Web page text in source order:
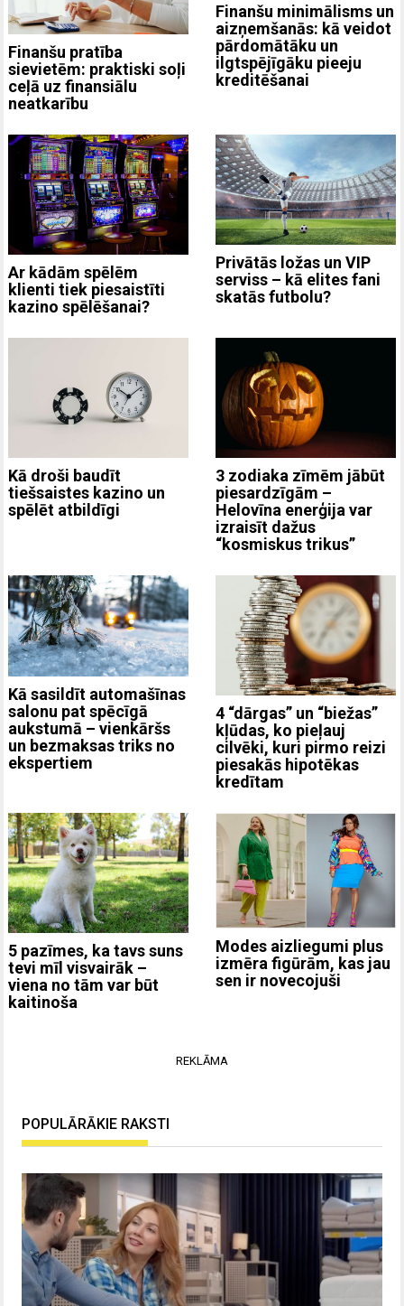
Finanšu pratība
sievietēm: praktiski soļi
ceļā uz finansiālu
neatkarību
Finanšu minimālisms un
aizņemšanās: kā veidot
pārdomātāku un
ilgtspējīgāku pieeju
kreditēšanai
Ar kādām spēlēm
klienti tiek piesaistīti
kazino spēlēšanai?
Privātās ložas un VIP
serviss – kā elites fani
skatās futbolu?
Kā droši baudīt
tiešsaistes kazino un
spēlēt atbildīgi
3 zodiaka zīmēm jābūt
piesardzīgām –
Helovīna enerģija var
izraisīt dažus
“kosmiskus trikus”
Kā sasildīt automašīnas
salonu pat spēcīgā
aukstumā – vienkāršs
un bezmaksas triks no
ekspertiem
4 “dārgas” un “biežas”
kļūdas, ko pieļauj
cilvēki, kuri pirmo reizi
piesakās hipotēkas
kredītam
5 pazīmes, ka tavs suns
tevi mīl visvairāk –
viena no tām var būt
kaitinoša
Modes aizliegumi plus
izmēra figūrām, kas jau
sen ir novecojuši
REKLĀMA
POPULĀRĀKIE RAKSTI